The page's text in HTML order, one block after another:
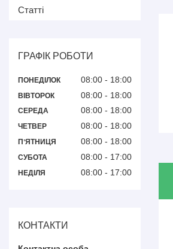
Статті
ГРАФІК РОБОТИ
ПОНЕДІЛОК 08:00 18:00
ВІВТОРОК 08:00 18:00
СЕРЕДА 08:00 18:00
ЧЕТВЕР 08:00 18:00
ПʼЯТНИЦЯ 08:00 18:00
СУБОТА 08:00 17:00
НЕДІЛЯ 08:00 17:00
КОНТАКТИ